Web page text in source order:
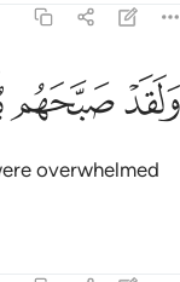
ولقد صبحهم بكرة عذاب
وَلَقَدْ صَبَّحَهُم بُكْرَةً
ﲏﲐ
overwhelmed